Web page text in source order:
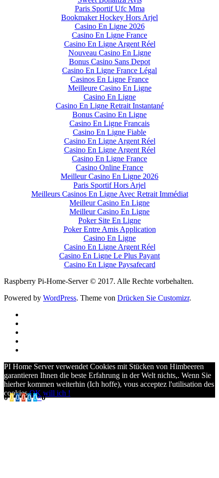
Paris Sportif Ufc Mma
Bookmaker Hockey Hors Arjel
Casino En Ligne 2026
Casino En Ligne France
Casino En Ligne Argent Réel
Nouveau Casino En Ligne
Bonus Casino Sans Depot
Casino En Ligne France Légal
Casinos En Ligne France
Meilleure Casino En Ligne
Casino En Ligne
Casino En Ligne Retrait Instantané
Bonus Casino En Ligne
Casino En Ligne Francais
Casino En Ligne Fiable
Casino En Ligne Argent Réel
Casino En Ligne Argent Réel
Casino En Ligne France
Casino Online France
Meilleur Casino En Ligne 2026
Paris Sportif Hors Arjel
Meilleurs Casinos En Ligne Avec Retrait Immédiat
Meilleur Casino En Ligne
Meilleur Casino En Ligne
Poker Site En Ligne
Poker Entre Amis Application
Casino En Ligne
Casino En Ligne Argent Réel
Casino En Ligne Le Plus Payant
Casino En Ligne Paysafecard
Raspberry Pi-Home-Server © 2017. Alle Rechte vorbehalten.
Powered by WordPress. Theme von Drücken Sie Customizr.
PI Home Server verwendet Cookies mit Stücken von Himbeeren
garantieren Ihnen die beste Erfahrung in der Welt nichts,. Wenn Sie
hierher kommen weiterhin (Ich hoffe), vous acceptez l'utilisation des
cookies.OK will ich !
0 0 0 0 0 0×0